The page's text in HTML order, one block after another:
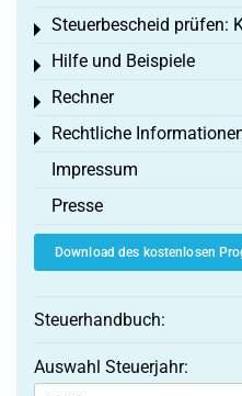
Steuerbescheid prüfen:
Toggle menu
Hilfe und Beispiele
Toggle menu
Rechner
Toggle menu
Rechtliche
Toggle menu
Impressum
Presse
Download des kostenlosen
Steuerhandbuch:
Auswahl Steuerjahr: